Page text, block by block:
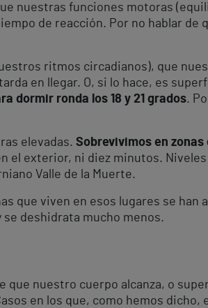
nuestras funciones motoras
de reacción. Por no hablar de
ritmos circadianos), que
en llegar. O, si lo hace, es
dormir ronda los 18 y 21 grados.
elevadas. Sobrevivimos en zonas
el exterior, ni diez minutos.
Valle de la Muerte.
que viven en esos lugares se han
deshidrata mucho menos.
que nuestro cuerpo alcanza, o
en los que, como hemos dicho,